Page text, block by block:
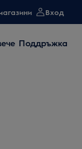
Вход
Поддръжка